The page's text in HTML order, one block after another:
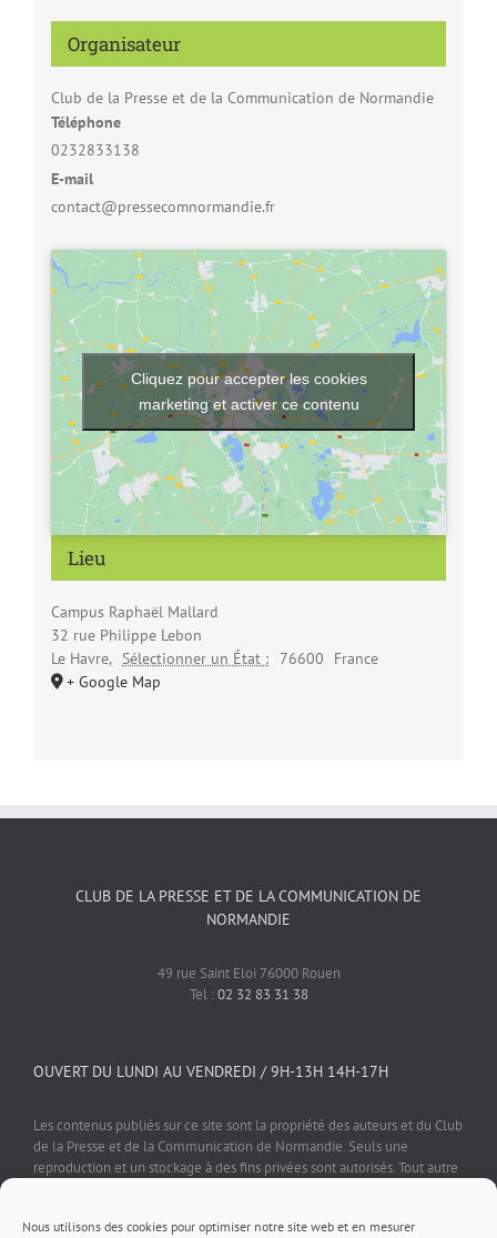
Nous utilisons des cookies pour optimiser notre site web et en mesurer
Organisateur
Club de la Presse et de la Communication de Normandie
Téléphone
0232833138
E-mail
contact@pressecomnormandie.fr
Lieu
Campus Raphaël Mallard
32 rue Philippe Lebon
Le Havre, Sélectionner un État : 76600
France
+ Google Map
Cliquez pour accepter les cookies
marketing et activer ce contenu
CLUB DE LA PRESSE ET DE LA COMMUNICATION DE
NORMANDIE
49 rue Saint Eloi 76000 Rouen
Tel :02 32 83 31 38
OUVERT DU LUNDI AU VENDREDI / 9H-13H 14H-17H
Les contenus publiés sur ce site sont la propriété des auteurs et du Club
de la Presse et de la Communication de Normandie. Seuls une
reproduction et un stockage à des fins privées sont autorisés. Tout autre